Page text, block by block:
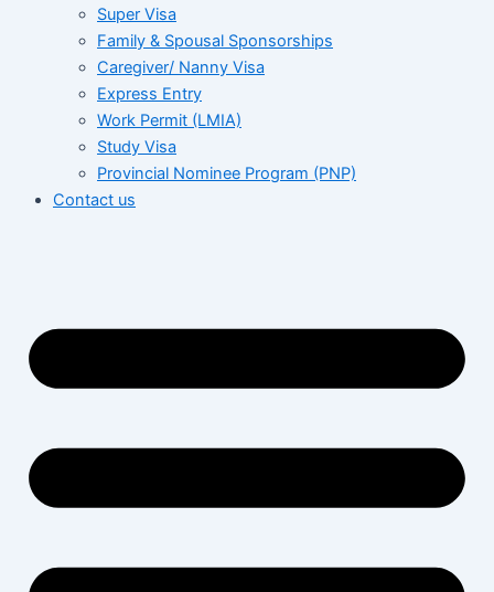
Super Visa
Family & Spousal Sponsorships
Caregiver/ Nanny Visa
Express Entry
Work Permit (LMIA)
Study Visa
Provincial Nominee Program (PNP)
Contact us